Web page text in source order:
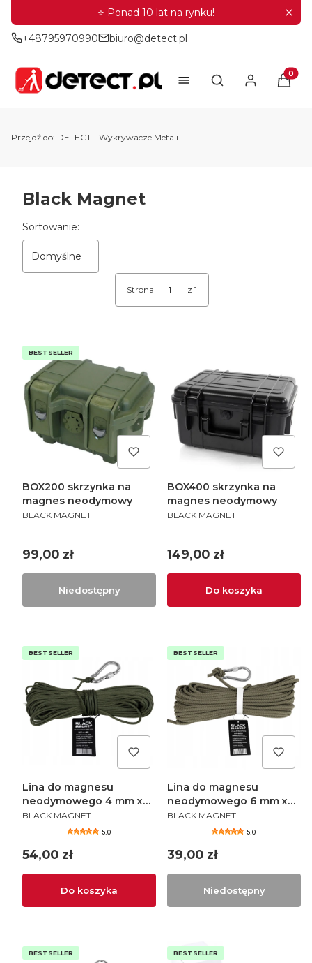
⭐ Ponad 10 lat na rynku!
+48795970990 biuro@detect.pl
Otwórz
Przejdź do: DETECT - Wykrywacze Metali
Black Magnet
Lista produktów
Sortowanie:
Domyślne
Strona z 1
BESTSELLER
BOX200 skrzynka na
magnes neodymowy
PRODUCENT
BLACK MAGNET
Cena
99,00 zł
Niedostępny
BOX400 skrzynka na
magnes neodymowy
PRODUCENT
BLACK MAGNET
Cena
149,00 zł
Do koszyka
BESTSELLER
Lina do magnesu
neodymowego 4 mm x
30 m
PRODUCENT
BLACK MAGNET
5.0
Cena
54,00 zł
Do koszyka
BESTSELLER
Lina do magnesu
neodymowego 6 mm x
20 m
PRODUCENT
BLACK MAGNET
5.0
Cena
39,00 zł
Niedostępny
BESTSELLER BESTSELLER